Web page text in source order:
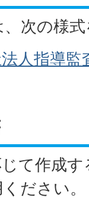
次の様
人指導
て作成
ださい。